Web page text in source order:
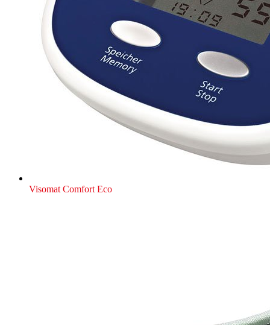
Visomat Comfort Eco